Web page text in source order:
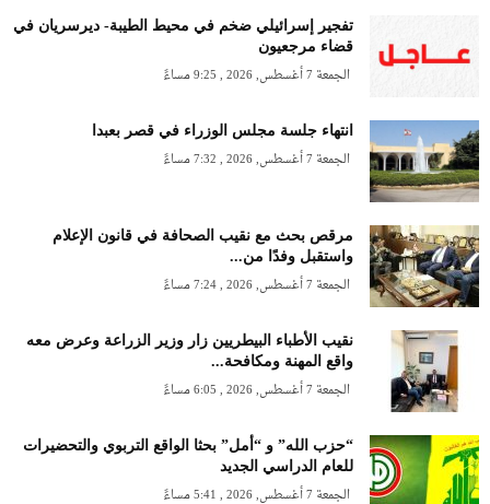
تفجير إسرائيلي ضخم في محيط الطيبة- ديرسريان في
قضاء مرجعيون
الجمعة 7 أغسطس, 2026 , 9:25 مساءً
انتهاء جلسة مجلس الوزراء في قصر بعبدا
الجمعة 7 أغسطس, 2026 , 7:32 مساءً
مرقص بحث مع نقيب الصحافة في قانون الإعلام
واستقبل وفدًا من...
الجمعة 7 أغسطس, 2026 , 7:24 مساءً
نقيب الأطباء البيطريين زار وزير الزراعة وعرض معه
واقع المهنة ومكافحة...
الجمعة 7 أغسطس, 2026 , 6:05 مساءً
“حزب الله” و “أمل” بحثا الواقع التربوي والتحضيرات
للعام الدراسي الجديد
الجمعة 7 أغسطس, 2026 , 5:41 مساءً